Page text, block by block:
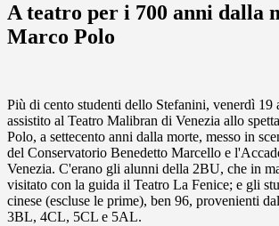
A teatro per i 700 anni dalla
Marco Polo
Più di cento studenti dello Stefanini, venerdì 19
assistito al Teatro Malibran di Venezia allo
Polo, a settecento anni dalla morte, messo in
del Conservatorio Benedetto Marcello e
Venezia. C'erano gli alunni della 2BU, che in
visitato con la guida il Teatro La Fenice; e gli
cinese (escluse le prime), ben 96, provenienti
3BL, 4CL, 5CL e 5AL.